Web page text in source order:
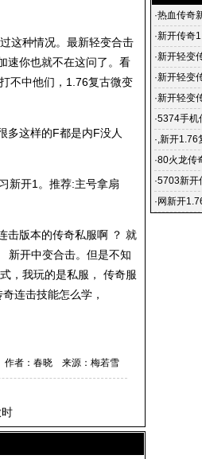
这种情况。最新轻变合击
速你也就不在这问了。看
不中他们，1.76复古微变
多这样的F都是内F没人
新开1。推荐:主号拿扇
击版本的传奇私服啊 ？ 就
新开中变合击。但是不知
，我玩的是私服， 传奇服
连击技能怎么学，
作者：春晓 来源：梅若雪
·热血传奇
·新开传奇
·新开轻变
奇之旅
·新开轻变
开轻变传
·新开轻变
·5374手
开轻变合
·,新开1.76
的运用
·80火龙传
·5703新开
站 新开中
· 网新开